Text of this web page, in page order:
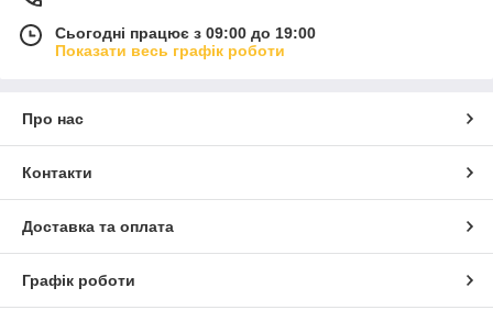
Сьогодні працює з 09:00 до 19:00
Показати весь графік роботи
Про нас
Контакти
Доставка та оплата
Графік роботи